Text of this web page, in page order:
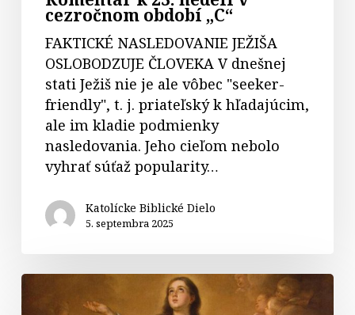
cezročnom období „C“
FAKTICKÉ NASLEDOVANIE JEŽIŠA
OSLOBODZUJE ČLOVEKA V dnešnej
stati Ježiš nie je ale vôbec "seeker-
friendly", t. j. priateľský k hľadajúcim,
ale im kladie podmienky
nasledovania. Jeho cieľom nebolo
vyhrať súťaž popularity…
Katolícke Biblické Dielo
5. septembra 2025
Liturgické
komentáre